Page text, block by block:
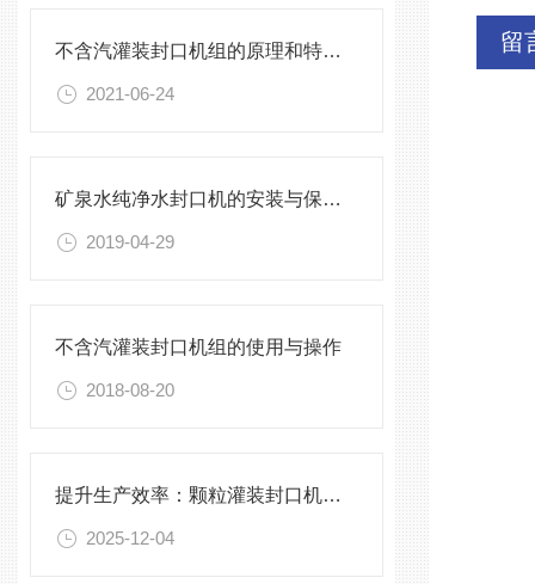
不含汽灌装封口机组的原理和特点介绍
2021-06-24
矿泉水纯净水封口机的安装与保养，不能有一丝的马虎
2019-04-29
不含汽灌装封口机组的使用与操作
2018-08-20
提升生产效率：颗粒灌装封口机的优化与维护
2025-12-04
留